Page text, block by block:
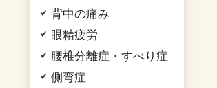
背中の痛み
眼精疲労
腰椎分離症・すべり症
側弯症